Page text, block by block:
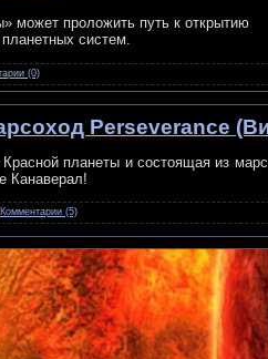
может проложить путь к открытию
систем.
(0)
Perseverance
планеты и состоящая из
Канаверал!
Комментарии (5)